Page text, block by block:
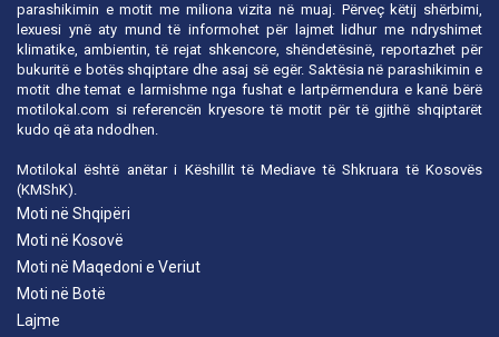
parashikimin e motit me miliona vizita në muaj. Përveç këtij shërbimi,
lexuesi ynë aty mund të informohet për lajmet lidhur me ndryshimet
klimatike, ambientin, të rejat shkencore, shëndetësinë, reportazhet për
bukuritë e botës shqiptare dhe asaj së egër. Saktësia në parashikimin e
motit dhe temat e larmishme nga fushat e lartpërmendura e kanë bërë
motilokal.com si referencën kryesore të motit për të gjithë shqiptarët
kudo që ata ndodhen.
Motilokal është anëtar i Këshillit të Mediave të Shkruara të Kosovës
(KMShK).
Moti në Shqipëri
Moti në Kosovë
Moti në Maqedoni e Veriut
Moti në Botë
Lajme